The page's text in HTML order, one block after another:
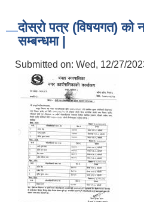
दोस्रो पत्र (विषयगत) को
सम्बन्धमा |
Submitted on: Wed, 12/27/